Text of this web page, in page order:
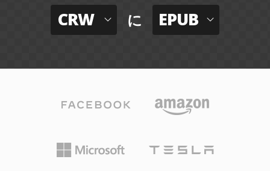
CRW に EPUB